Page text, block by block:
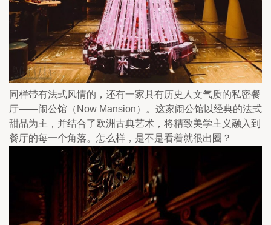
同样带有法式风情的，还有一家具有历史人文气质的私密餐
厅——闹公馆（Now Mansion）。这家闹公馆以经典的法式
甜品为主，并结合了欧洲古典艺术，将精致美学主义融入到
餐厅的每一个角落。怎么样，是不是看着就很出圈？